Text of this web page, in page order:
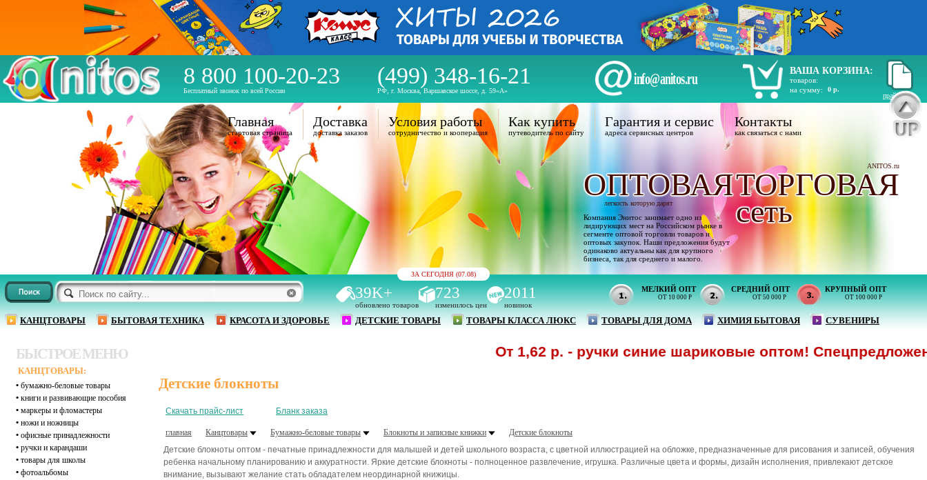
8 800 100-20-23
Бесплатный звонок по всей России
(499) 348-16-21
РФ, г. Москва, Варшавское шоссе, д. 59«А»
info@anitos.ru
ВАША КОРЗИНА:
товаров:
на сумму:
0 р.
прайс лист
ЗА СЕГОДНЯ (07.08)
39K+
обновлено товаров
723
изменилось цен
2011
новинок
МЕЛКИЙ ОПТ
ОТ 10 000 Р
СРЕДНИЙ ОПТ
ОТ 50 000 Р
КРУПНЫЙ ОПТ
ОТ 100 000 Р
КАНЦТОВАРЫ БЫТОВАЯ ТЕХНИКА КРАСОТА И ЗДОРОВЬЕ ДЕТСКИЕ ТОВАРЫ ТОВАРЫ КЛАССА ЛЮКС ТОВАРЫ ДЛЯ ДОМА ХИМИЯ БЫТОВАЯ СУВЕНИРЫ
Главная
стартовая страница
Доставка
доставка заказов
Условия работы
сотрудничество и кооперация
Как купить
путеводитель по сайту
Гарантия и сервис
адреса сервисных центров
Контакты
как связаться с нами
ANITOS.ru
ОПТОВАЯТОРГОВАЯ
легкость которую дарят
Компания Энитос занимает одно из
лидирующих мест на Российском рынке в
сегменте оптовой торговли товаров и
оптовых закупок. Наши предложения будут
одинаково актуальны как для крупного
бизнеса, так для среднего и малого.
сеть
БЫСТРОЕ МЕНЮ
КАНЦТОВАРЫ:
• бумажно-беловые товары
• книги и развивающие пособия
• маркеры и фломастеры
• ножи и ножницы
• офисные принадлежности
• ручки и карандаши
• товары для школы
• фотоальбомы
От 1,62 р. - ручки синие шариковые оптом! Спецпредложение!
Детские блокноты
Скачать прайс-лист Бланк заказа
главная Канцтовары Бумажно-беловые товары Блокноты и записные книжки
Детские блокноты
Детские блокноты оптом - печатные принадлежности для малышей и детей школьного возраста, с цветной иллюстрацией на обложке, предназначенные для рисования и записей, обучения
ребенка начальному планированию и аккуратности. Яркие детские блокноты - полноценное развлечение, игрушка. Различные цвета и формы, дизайн исполнения, привлекают детское
внимание, вызывают желание стать обладателем неординарной книжицы.